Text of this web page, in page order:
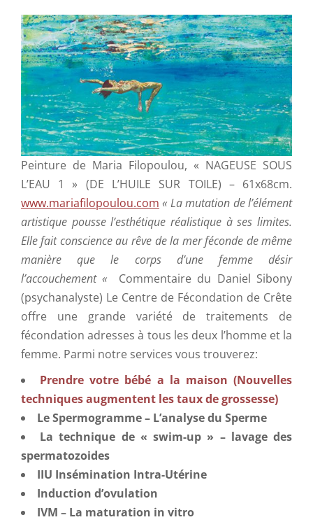
Peinture de Maria Filopoulou, « NAGEUSE SOUS
L’EAU 1 » (DE L’HUILE SUR TOILE) – 61x68cm.
www.mariafilopoulou.com « La mutation de l’élément
artistique pousse l’esthétique réalistique à ses limites.
Elle fait conscience au rêve de la mer féconde de même
manière que le corps d’une femme désir
l’accouchement «
Commentaire du Daniel Sibony
(psychanalyste) Le Centre de Fécondation de Crête
offre une grande variété de traitements de
fécondation adresses à tous les deux l’homme et la
femme. Parmi notre services vous trouverez:
Prendre votre bébé a la maison (Nouvelles
techniques augmentent les taux de grossesse)
Le Spermogramme – L’analyse du Sperme
La technique de « swim-up » – lavage des
spermatozoides
IIU Insémination Intra-Utérine
Induction d’ovulation
IVM – La maturation in vitro